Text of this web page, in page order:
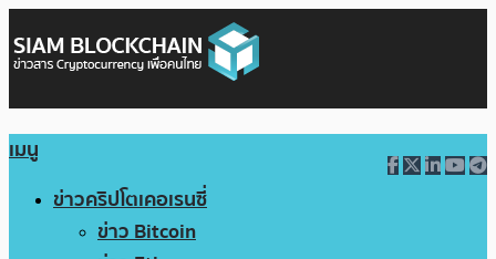
เมนู
ข่าวคริปโตเคอเรนซี่
ข่าว Bitcoin